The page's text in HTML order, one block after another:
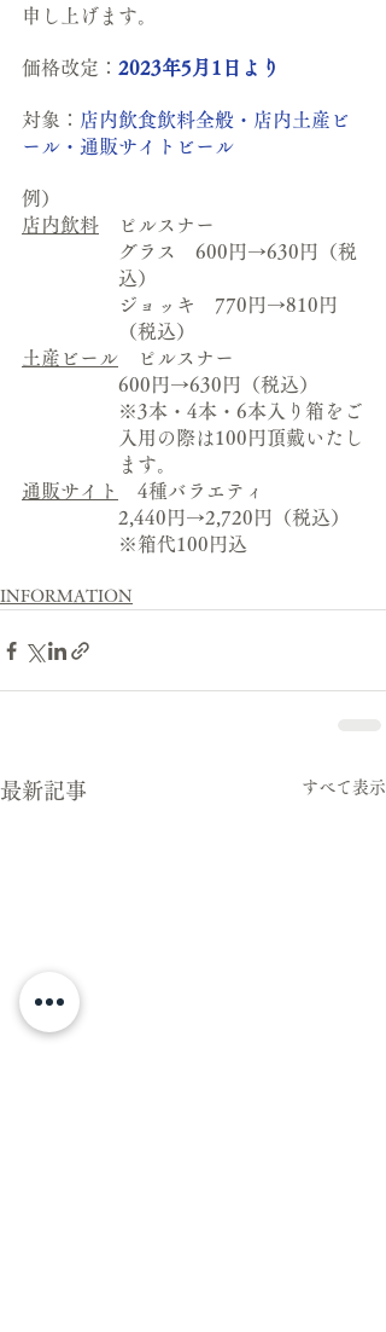
申し上げます。
価格改定： 2023年5月1日より
対象： 店内飲食飲料全般・店内土産ビ
ール・通販サイトビール
例）
店内飲料 ピルスナー
グラス　600円→630円（税
込）
ジョッキ　770円→810円
（税込）
土産ビール ピルスナー
600円→630円（税込）
※3本・4本・6本入り箱をご
入用の際は100円頂戴いたし
ます。
通販サイト
4種バラエティ
2,440円→2,720円（税込）
※箱代100円込
INFORMATION
最新記事 すべて表示